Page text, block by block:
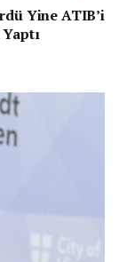
Yine ATIB’i